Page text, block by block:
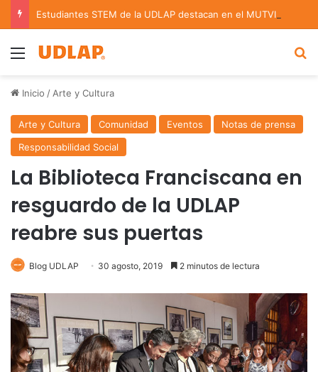
Menu
Inicio / Arte y Cultura
Arte y Cultura Comunidad Eventos
Notas de prensa
Responsabilidad Social
La Biblioteca Franciscana en
resguardo de la UDLAP
reabre sus puertas
Blog UDLAP 30 agosto, 2019 2 minutos de lectura